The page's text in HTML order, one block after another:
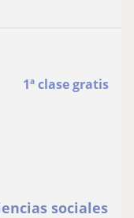
1ª clase gratis
sociales